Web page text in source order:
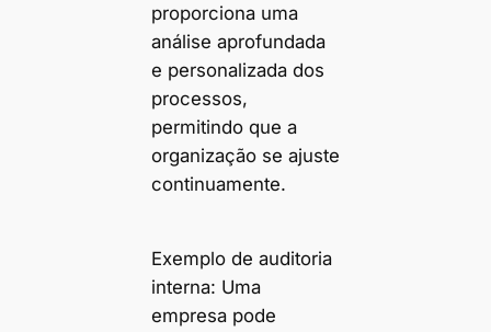
proporciona uma
análise aprofundada
e personalizada dos
processos,
permitindo que a
organização se ajuste
continuamente.
Exemplo de auditoria
interna: Uma
empresa pode